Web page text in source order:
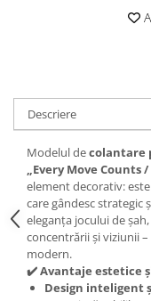
Descriere
Modelul decolantare
„Every Move Counts
element decorativ:
care gândesc strategic
eleganța jocului de
concentrării și viziunii
modern.
✔️ Avantaje estetice
Design inteligent